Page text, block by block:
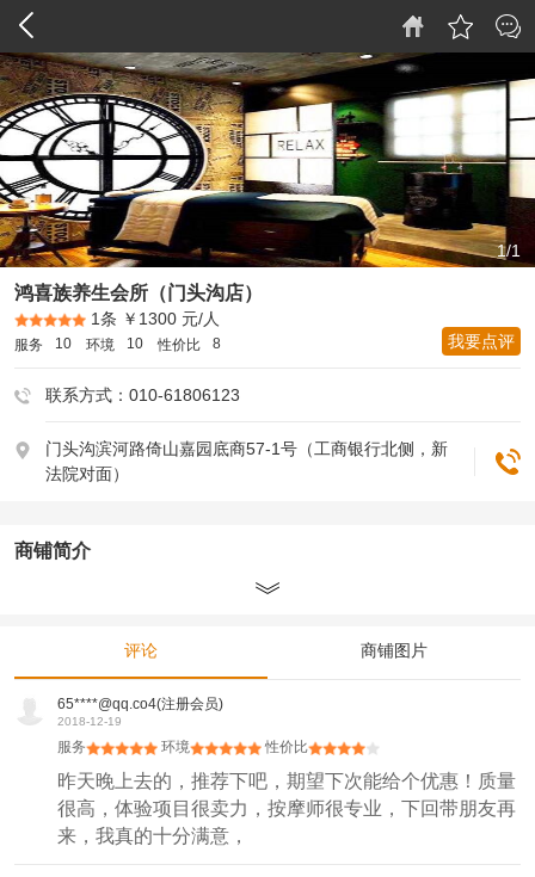
1/1
鸿喜族养生会所（门头沟店）
1条 ￥1300 元/人
10
服务 10
环境 8
性价比 我要点评
联系方式：010-61806123
门头沟滨河路倚山嘉园底商57-1号（工商银行北侧，新
法院对面）
商铺简介
评论 商铺图片
65****@qq.co4(注册会员)
2018-12-19
服务 环境 性价比
昨天晚上去的，推荐下吧，期望下次能给个优惠！质量
很高，体验项目很卖力，按摩师很专业，下回带朋友再
来，我真的十分满意，